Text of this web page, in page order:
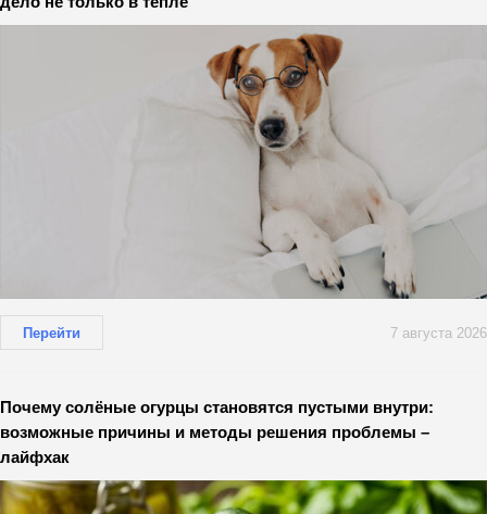
Перейти 7 августа 2026
Почему солёные огурцы становятся пустыми внутри:
возможные причины и методы решения проблемы –
лайфхак